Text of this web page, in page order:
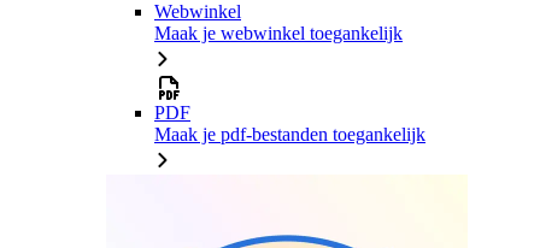
Webwinkel
Maak je webwinkel toegankelijk
PDF
Maak je pdf-bestanden toegankelijk